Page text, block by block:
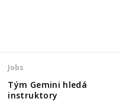
Jobs
Tým Gemini hledá
instruktory